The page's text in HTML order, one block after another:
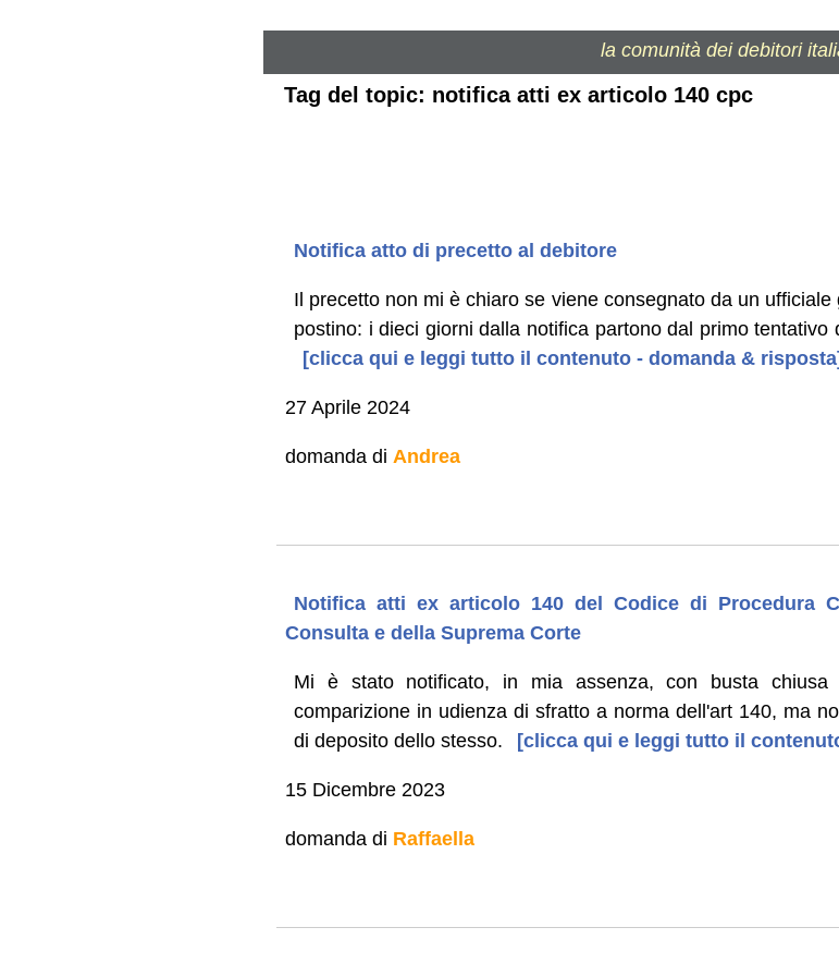
la comunità dei debitori
Tag del topic: notifica atti ex articolo 140 cpc
Notifica atto di precetto al debitore
Il precetto non mi è chiaro se viene consegnato da un
postino: i dieci giorni dalla notifica partono dal primo
[clicca qui e leggi tutto il contenuto - domanda &
27 Aprile 2024
domanda di Andrea
Notifica atti ex articolo 140 del Codice di Procedura
Consulta e della Suprema Corte
Mi è stato notificato, in mia assenza, con busta
comparizione in udienza di sfratto a norma dell'art 140, ma
di deposito dello stesso.
[clicca qui e leggi tutto il
15 Dicembre 2023
domanda di Raffaella